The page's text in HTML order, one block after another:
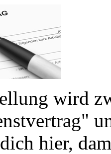
wird
hier,